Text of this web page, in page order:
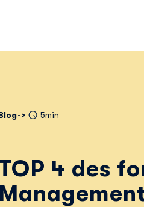
5min
4 des